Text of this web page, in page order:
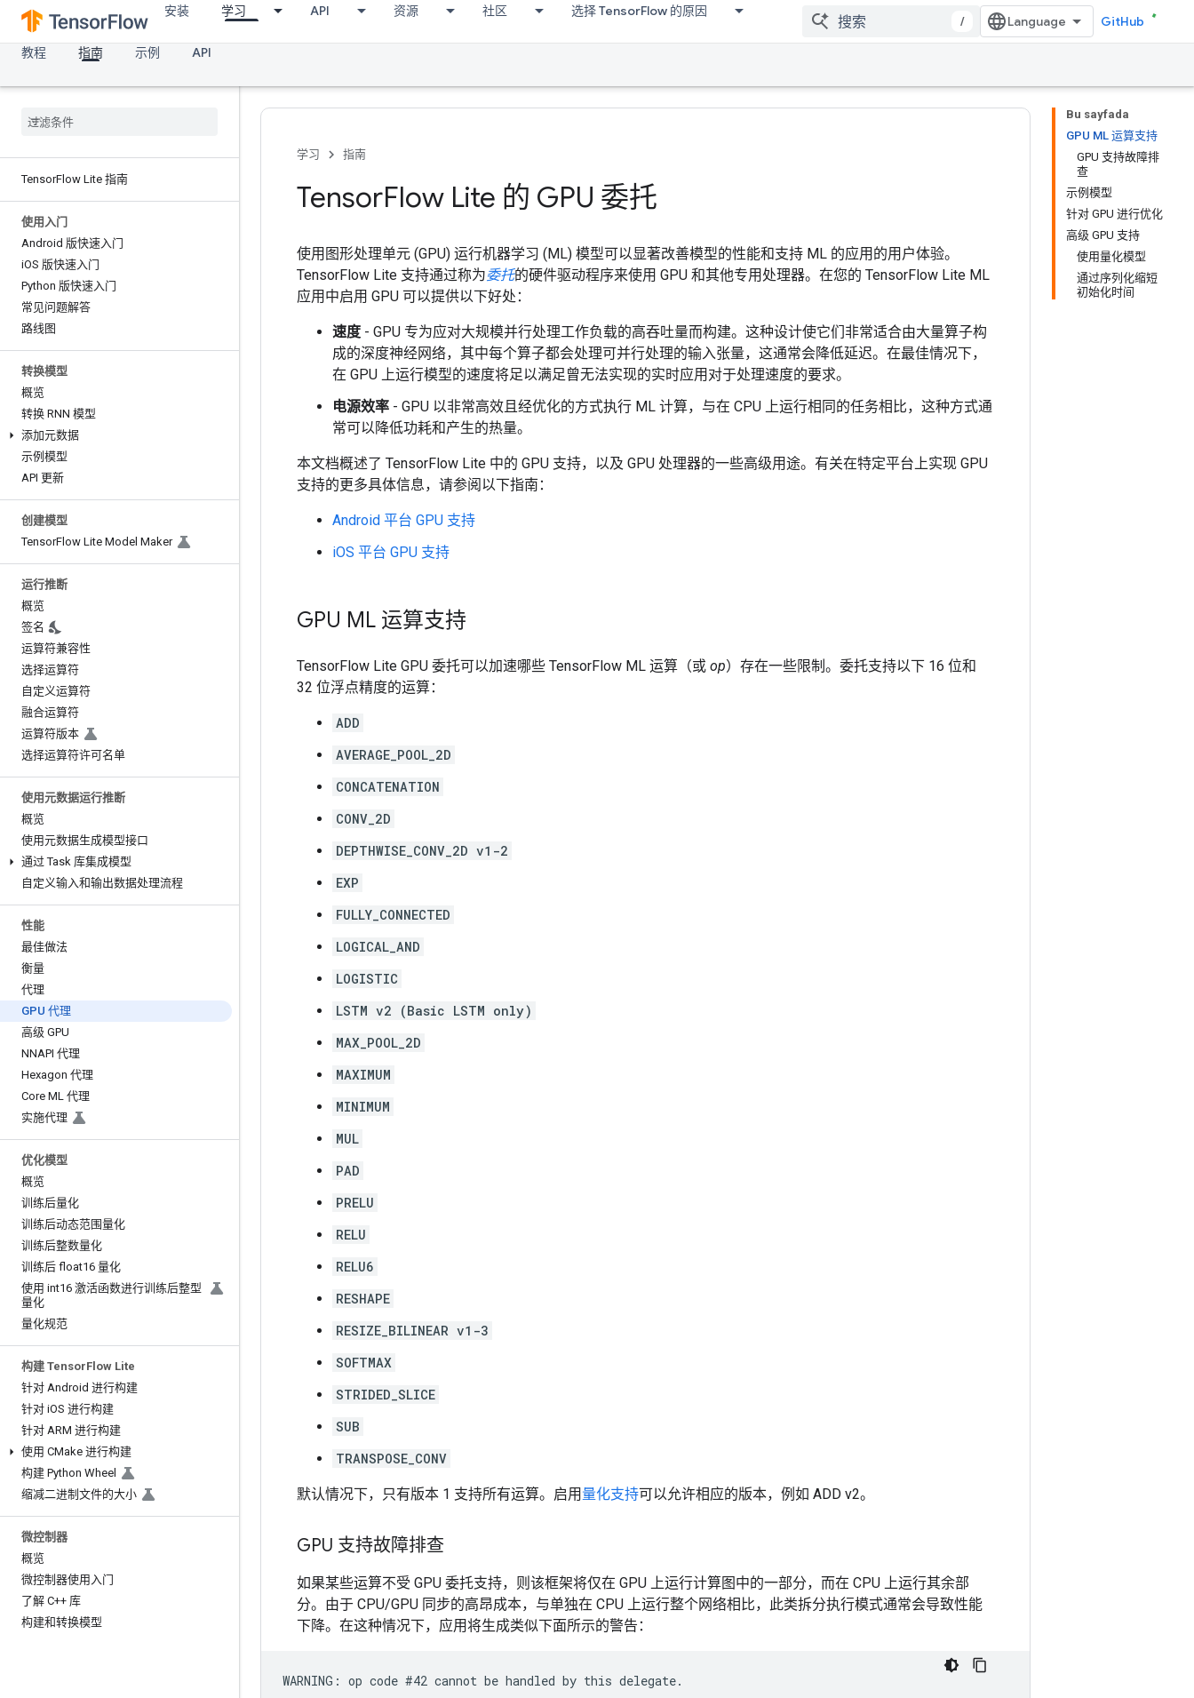
安装 学习 API 资源 社区 选择 TensorFlow 的原因
/
GitHub
教程
指南 示例 API
TensorFlow Lite 指南
使用入门
Android 版快速入门
iOS 版快速入门
Python 版快速入门
常见问题解答
路线图
转换模型
概览
转换 RNN 模型
添加元数据
示例模型
API 更新
创建模型
TensorFlow Lite Model Maker
运行推断
概览
签名
运算符兼容性
选择运算符
自定义运算符
融合运算符
运算符版本
选择运算符许可名单
使用元数据运行推断
概览
使用元数据生成模型接口
通过 Task 库集成模型
自定义输入和输出数据处理流程
性能
最佳做法
衡量
代理
GPU 代理
高级 GPU
NNAPI 代理
Hexagon 代理
Core ML 代理
实施代理
优化模型
概览
训练后量化
训练后动态范围量化
训练后整数量化
训练后 float16 量化
使用 int16 激活函数进行训练后整型
量化
量化规范
构建 TensorFlow Lite
针对 Android 进行构建
针对 iOS 进行构建
针对 ARM 进行构建
使用 CMake 进行构建
构建 Python Wheel
缩减二进制文件的大小
微控制器
概览
微控制器使用入门
了解 C++ 库
构建和转换模型
Bu sayfada
GPU ML 运算支持
GPU 支持故障排
查
示例模型
针对 GPU 进行优化
高级 GPU 支持
使用量化模型
通过序列化缩短
初始化时间
学习 指南
TensorFlow Lite 的 GPU 委托
使用图形处理单元 (GPU) 运行机器学习 (ML) 模型可以显著改善模型的性能和支持 ML 的应用的用户体验。
TensorFlow Lite 支持通过称为委托的硬件驱动程序来使用 GPU 和其他专用处理器。在您的 TensorFlow Lite ML
应用中启用 GPU 可以提供以下好处：
速度 - GPU 专为应对大规模并行处理工作负载的高吞吐量而构建。这种设计使它们非常适合由大量算子构
成的深度神经网络，其中每个算子都会处理可并行处理的输入张量，这通常会降低延迟。在最佳情况下，
在 GPU 上运行模型的速度将足以满足曾无法实现的实时应用对于处理速度的要求。
电源效率 - GPU 以非常高效且经优化的方式执行 ML 计算，与在 CPU 上运行相同的任务相比，这种方式通
常可以降低功耗和产生的热量。
本文档概述了 TensorFlow Lite 中的 GPU 支持，以及 GPU 处理器的一些高级用途。有关在特定平台上实现 GPU
支持的更多具体信息，请参阅以下指南：
Android 平台 GPU 支持
iOS 平台 GPU 支持
GPU ML 运算支持
TensorFlow Lite GPU 委托可以加速哪些 TensorFlow ML 运算（或 op）存在一些限制。委托支持以下 16 位和
32 位浮点精度的运算：
ADD
AVERAGE_POOL_2D
CONCATENATION
CONV_2D
DEPTHWISE_CONV_2D v1-2
EXP
FULLY_CONNECTED
LOGICAL_AND
LOGISTIC
LSTM v2 (Basic LSTM only)
MAX_POOL_2D
MAXIMUM
MINIMUM
MUL
PAD
PRELU
RELU
RELU6
RESHAPE
RESIZE_BILINEAR v1-3
SOFTMAX
STRIDED_SLICE
SUB
TRANSPOSE_CONV
默认情况下，只有版本 1 支持所有运算。启用 量化支持可以允许相应的版本，例如 ADD v2。
GPU 支持故障排查
如果某些运算不受 GPU 委托支持，则该框架将仅在 GPU 上运行计算图中的一部分，而在 CPU 上运行其余部
分。由于 CPU/GPU 同步的高昂成本，与单独在 CPU 上运行整个网络相比，此类拆分执行模式通常会导致性能
下降。在这种情况下，应用将生成类似下面所示的警告：